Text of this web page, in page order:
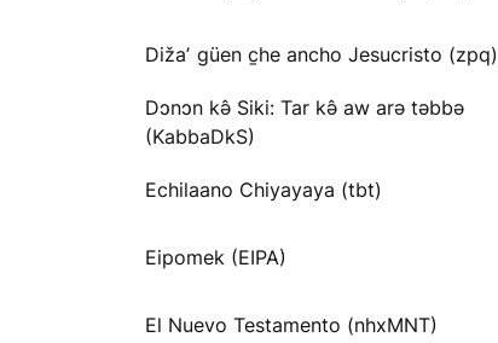
Dižaʼ güen c̱he ancho Jesucristo (zpq)
Dɔnɔn kə̂ Siki: Tar kə̂ aw arə təbbə
(KabbaDkS)
Echilaano Chiyayaya (tbt)
Eipomek (EIPA)
El Nuevo Testamento (nhxMNT)